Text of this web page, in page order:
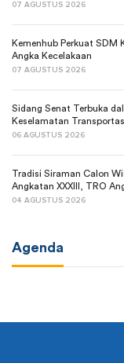
07 AGUSTUS 2026
Kemenhub Perkuat SDM
Angka Kecelakaan
07 AGUSTUS 2026
Sidang Senat Terbuka
Keselamatan
06 AGUSTUS 2026
Tradisi Siraman Calon
Angkatan XXXIII, TRO
04 AGUSTUS 2026
Agenda